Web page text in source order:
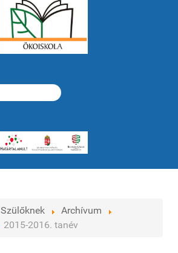
Szülőknek
Archívum
2015-2016. tanév